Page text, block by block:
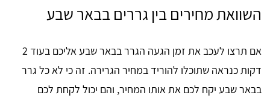
השוואת מחירים בין גררים בבאר שבע
אם תרצו לעכב את זמן הגעה הגרר בבאר שבע אליכם בעוד 2
דקות כנראה שתוכלו להוריד במחיר הגרירה. זה כי לא כל גרר
בבאר שבע יקח לכם את אותו המחיר, והם יכול לקחת לכם